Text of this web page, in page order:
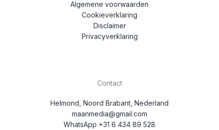
Algemene voorwaarden
Cookieverklaring
Disclaimer
Privacyverklaring
Contact
Helmond, Noord Brabant, Nederland
maanmedia@gmail.com
WhatsApp +31 6 434 89 528